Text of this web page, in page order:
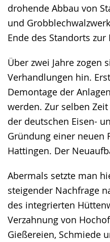
drohende Abbau von
und
Ende des Standorts zur
Über zwei Jahre zogen
Verhandlungen hin.
Demontage der
werden. Zur selben
der deutschen Eisen-
Gründung einer neuen
Hattingen. Der
Abermals setzte man
steigender Nachfrage
des integrierten
Verzahnung von
Gießereien, Schmiede